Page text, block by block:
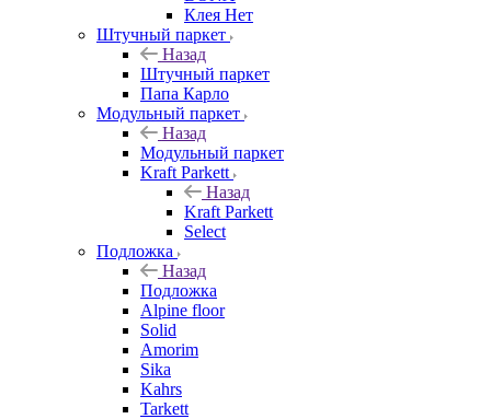
Клея Нет
Штучный паркет
Назад
Штучный паркет
Папа Карло
Модульный паркет
Назад
Модульный паркет
Kraft Parkett
Назад
Kraft Parkett
Select
Подложка
Назад
Подложка
Alpine floor
Solid
Amorim
Sika
Kahrs
Tarkett